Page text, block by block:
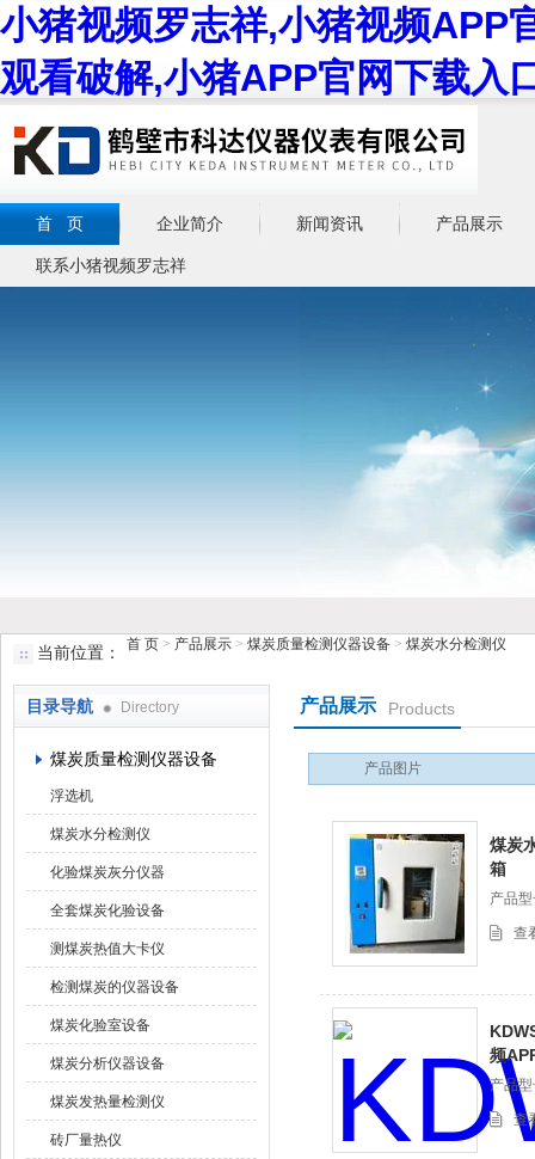
小猪视频罗志祥,小猪视频APP
观看破解,小猪APP官网下载入
鹤壁市小猪视频罗志祥仪器仪表有限公司
首 页 企业简介 新闻资讯 产品展示
联系小猪视频罗志祥
当前位置： 首 页 > 产品展示 > 煤炭质量检测仪器设备 > 煤炭水分检测仪
目录导航 Directory
煤炭质量检测仪器设备
浮选机
煤炭水分检测仪
化验煤炭灰分仪器
全套煤炭化验设备
测煤炭热值大卡仪
检测煤炭的仪器设备
煤炭化验室设备
煤炭分析仪器设备
煤炭发热量检测仪
砖厂量热仪
产品展示 Products
产品图片
煤炭
箱
产品型号
查
频
产品型
查